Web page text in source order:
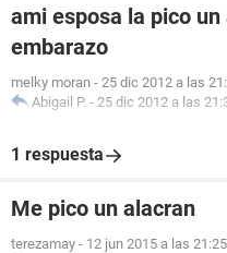
ami esposa la pico
embarazo
melky moran - 25 dic 2012 a las
Abigail P. - 25 dic 2012 a las
1 respuesta
Me pico un alacran
terezamay - 12 jun 2015 a las 21:25